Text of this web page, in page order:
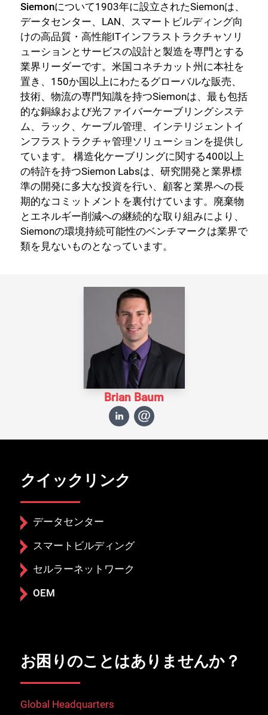
Siemonについて1903年に設立されたSiemonは、
データセンター、LAN、スマートビルディング向
けの高品質・高性能ITインフラストラクチャソリ
ューションとサービスの設計と製造を専門とする
業界リーダーです。米国コネチカット州に本社を
置き、150か国以上にわたるグローバルな販売、
技術、物流の専門知識を持つSiemonは、最も包括
的な銅線および光ファイバーケーブリングシステ
ム、ラック、ケーブル管理、インテリジェントイ
ンフラストラクチャ管理ソリューションを提供し
ています。 構造化ケーブリングに関する400以上
の特許を持つSiemon Labsは、研究開発と業界標
準の開発に多大な投資を行い、顧客と業界への長
期的なコミットメントを裏付けています。廃棄物
とエネルギー削減への継続的な取り組みにより、
Siemonの環境持続可能性のベンチマークは業界で
類を見ないものとなっています。
Brian Baum
クイックリンク
データセンター
スマートビルディング
セルラーネットワーク
OEM
お困りのことはありませんか？
Global Headquarters